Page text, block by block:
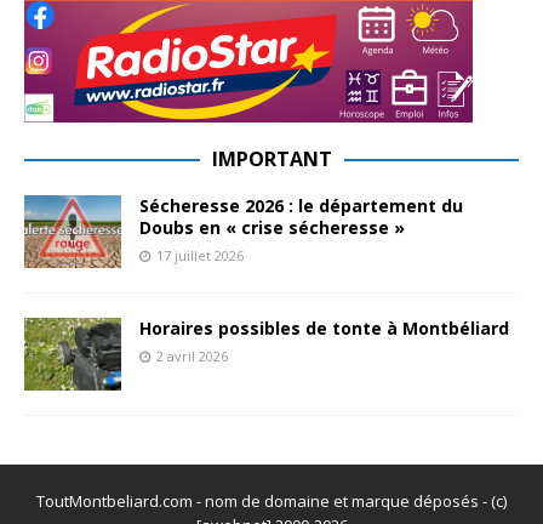
IMPORTANT
Sécheresse 2026 : le département du
Doubs en « crise sécheresse »
17 juillet 2026
Horaires possibles de tonte à Montbéliard
2 avril 2026
ToutMontbeliard.com - nom de domaine et marque déposés - (c)